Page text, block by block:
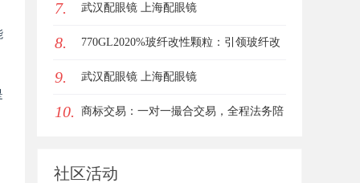
性解析
7. 武汉配眼镜 上海配眼镜
8. 770GL2020%玻纤改性颗粒：引领玻纤改
性颗粒的新风潮
9. 武汉配眼镜 上海配眼镜
10. 商标交易：一对一撮合交易，全程法务陪
社区活动